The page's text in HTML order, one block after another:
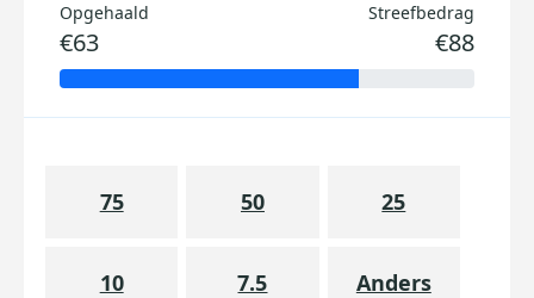
Opgehaald
€63
Streefbedrag
€88
75 50 25
10 7.5 Anders